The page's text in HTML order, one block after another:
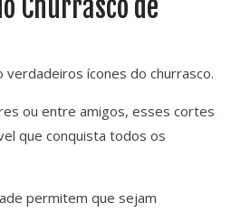
Churrasco de
verdadeiros ícones do churrasco.
ou entre amigos, esses cortes
que conquista todos os
permitem que sejam